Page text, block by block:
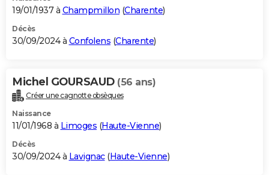
19/01/1937 à Champmillon (Charente)
Décès
30/09/2024 à Confolens (Charente)
Michel GOURSAUD (56 ans)
Créer une cagnotte obsèques
Naissance
11/01/1968 à Limoges (Haute-Vienne)
Décès
30/09/2024 à Lavignac(Haute-Vienne)